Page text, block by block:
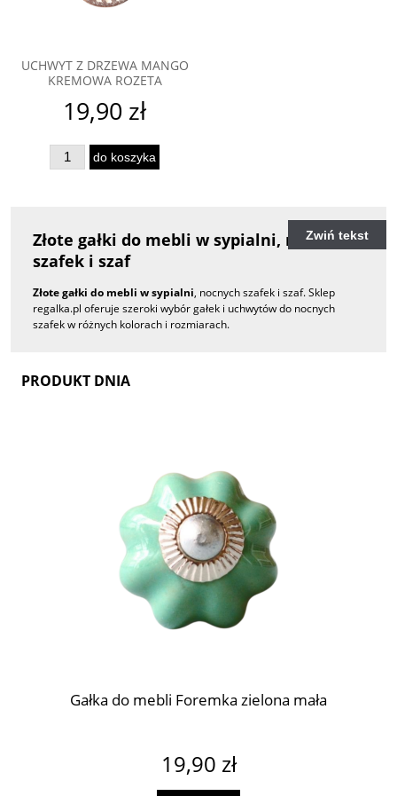
UCHWYT Z DRZEWA MANGO
KREMOWA ROZETA
19,90 zł
do koszyka
Zwiń tekst
Złote gałki do mebli w sypialni, nocnych
szafek i szaf
Złote gałki do mebli w sypialni, nocnych szafek i szaf. Sklep
regalka.pl oferuje szeroki wybór gałek i uchwytów do nocnych
szafek w różnych kolorach i rozmiarach.
PRODUKT DNIA
Gałka do mebli Foremka zielona mała
19,90 zł